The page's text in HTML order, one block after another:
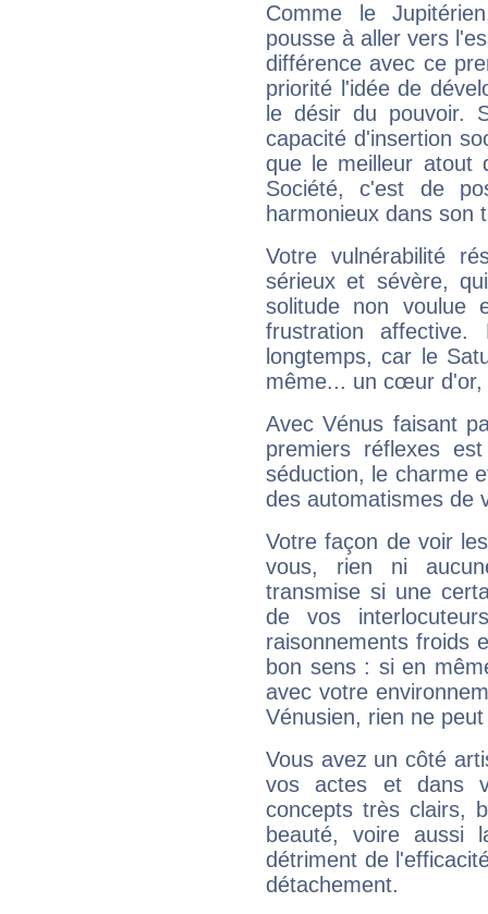
Comme le
pousse à aller vers
différence avec ce
priorité l'idée de
le désir du pouvoir.
capacité d'insertion
que le meilleur atout
Société, c'est de
harmonieux dans son
Votre vulnérabilité
sérieux et sévère,
solitude non voulue
frustration
longtemps, car le
même... un cœur d'or,
Avec Vénus faisant
premiers réflexes
séduction, le charme
des automatismes de
Votre façon de voir
vous, rien ni
transmise si une
de vos
raisonnements froids
bon sens : si en
avec votre
Vénusien, rien ne
Vous avez un côté
vos actes et dans
concepts très clairs,
beauté, voire aussi
détriment de
détachement.